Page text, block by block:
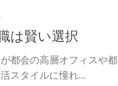
は賢い選択
都会の高層オフィスや都
スタイルに憧れ...